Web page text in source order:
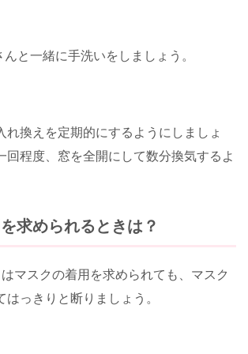
と一緒に手洗いをしましょう。
れ換えを定期的にするようにしましょ
回程度、窓を全開にして数分換気するよ
求められるときは？
マスクの着用を求められても、マスク
はっきりと断りましょう。